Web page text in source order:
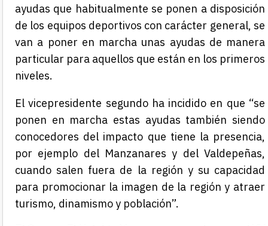
ayudas que habitualmente se ponen a disposición
de los equipos deportivos con carácter general, se
van a poner en marcha unas ayudas de manera
particular para aquellos que están en los primeros
niveles.
El vicepresidente segundo ha incidido en que “se
ponen en marcha estas ayudas también siendo
conocedores del impacto que tiene la presencia,
por ejemplo del Manzanares y del Valdepeñas,
cuando salen fuera de la región y su capacidad
para promocionar la imagen de la región y atraer
turismo, dinamismo y población”.